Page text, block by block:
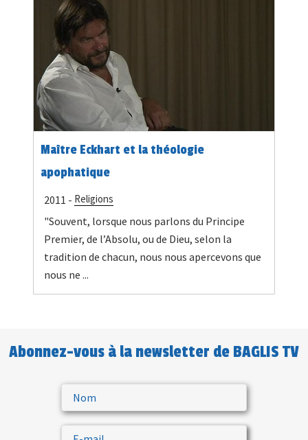
Maître Eckhart et la théologie
apophatique
2011 - Religions
"Souvent, lorsque nous parlons du Principe
Premier, de l’Absolu, ou de Dieu, selon la
tradition de chacun, nous nous apercevons que
nous ne ...
Abonnez-vous à la newsletter de BAGLIS TV